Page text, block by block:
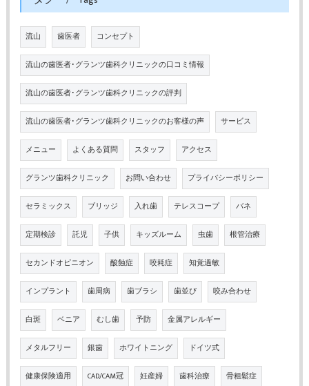
流山 歯医者 コンセプト
流山の歯医者･グランツ歯科クリニックの口コミ情報
流山の歯医者･グランツ歯科クリニックの評判
流山の歯医者･グランツ歯科クリニックのお客様の声 サービス
メニュー よくある質問 スタッフ アクセス
グランツ歯科クリニック お問い合わせ プライバシーポリシー
セラミックス ブリッジ 入れ歯 テレスコープ バネ
定期検診 託児 子供 キッズルーム 虫歯 根管治療
セカンドオピニオン 酸蝕症 咬耗症 知覚過敏
インプラント 歯周病 歯ブラシ 歯並び 咬み合わせ
白斑 ベニア むし歯 予防 金属アレルギー
メタルフリー 銀歯 ホワイトニング ドイツ式
健康保険適用 CAD/CAM冠 妊産婦 歯科治療 骨粗鬆症